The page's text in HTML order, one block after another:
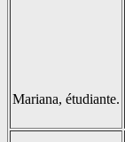
Mariana, étudiante.